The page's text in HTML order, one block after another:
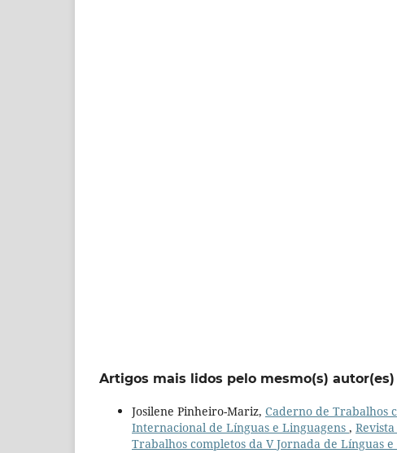
Artigos mais lidos pelo mesmo(s) autor(es)
Josilene Pinheiro-Mariz, Caderno de Trabalhos
Internacional de Línguas e Linguagens ,
Trabalhos completos da V Jornada de Línguas